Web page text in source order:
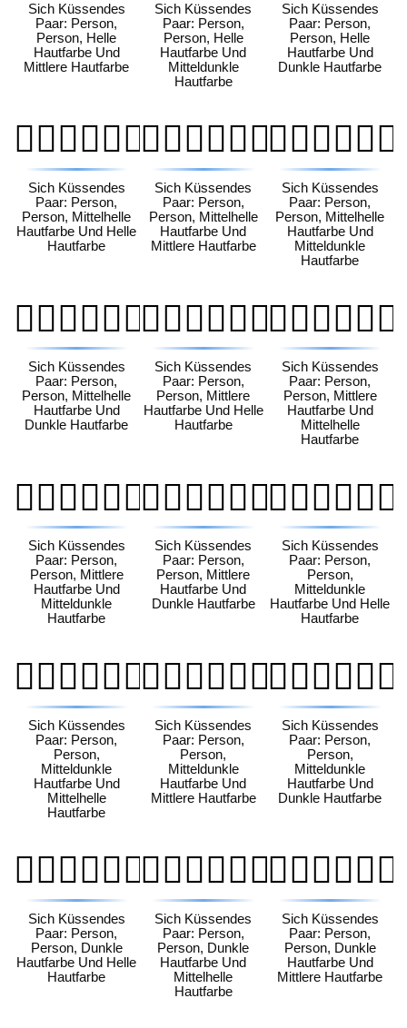
Sich Küssendes
Paar: Person,
Person, Helle
Hautfarbe Und
Mittlere Hautfarbe
Sich Küssendes
Paar: Person,
Person, Helle
Hautfarbe Und
Mitteldunkle
Hautfarbe
Sich Küssendes
Paar: Person,
Person, Helle
Hautfarbe Und
Dunkle Hautfarbe
🧑🏼‍❤️‍💋‍🧑🏻
Sich Küssendes
Paar: Person,
Person, Mittelhelle
Hautfarbe Und Helle
Hautfarbe
🧑🏼‍❤️‍💋‍🧑🏽
Sich Küssendes
Paar: Person,
Person, Mittelhelle
Hautfarbe Und
Mittlere Hautfarbe
🧑🏼‍❤️‍💋‍🧑🏾
Sich Küssendes
Paar: Person,
Person, Mittelhelle
Hautfarbe Und
Mitteldunkle
Hautfarbe
🧑🏼‍❤️‍💋‍🧑🏿
Sich Küssendes
Paar: Person,
Person, Mittelhelle
Hautfarbe Und
Dunkle Hautfarbe
🧑🏽‍❤️‍💋‍🧑🏻
Sich Küssendes
Paar: Person,
Person, Mittlere
Hautfarbe Und Helle
Hautfarbe
🧑🏽‍❤️‍💋‍🧑🏼
Sich Küssendes
Paar: Person,
Person, Mittlere
Hautfarbe Und
Mittelhelle
Hautfarbe
🧑🏽‍❤️‍💋‍🧑🏾
Sich Küssendes
Paar: Person,
Person, Mittlere
Hautfarbe Und
Mitteldunkle
Hautfarbe
🧑🏽‍❤️‍💋‍🧑🏿
Sich Küssendes
Paar: Person,
Person, Mittlere
Hautfarbe Und
Dunkle Hautfarbe
🧑🏾‍❤️‍💋‍🧑🏻
Sich Küssendes
Paar: Person,
Person,
Mitteldunkle
Hautfarbe Und Helle
Hautfarbe
🧑🏾‍❤️‍💋‍🧑🏼
Sich Küssendes
Paar: Person,
Person,
Mitteldunkle
Hautfarbe Und
Mittelhelle
Hautfarbe
🧑🏾‍❤️‍💋‍🧑🏽
Sich Küssendes
Paar: Person,
Person,
Mitteldunkle
Hautfarbe Und
Mittlere Hautfarbe
🧑🏾‍❤️‍💋‍🧑🏿
Sich Küssendes
Paar: Person,
Person,
Mitteldunkle
Hautfarbe Und
Dunkle Hautfarbe
🧑🏿‍❤️‍💋‍🧑🏻
Sich Küssendes
Paar: Person,
Person, Dunkle
Hautfarbe Und Helle
Hautfarbe
🧑🏿‍❤️‍💋‍🧑🏼
Sich Küssendes
Paar: Person,
Person, Dunkle
Hautfarbe Und
Mittelhelle
Hautfarbe
🧑🏿‍❤️‍💋‍🧑🏽
Sich Küssendes
Paar: Person,
Person, Dunkle
Hautfarbe Und
Mittlere Hautfarbe